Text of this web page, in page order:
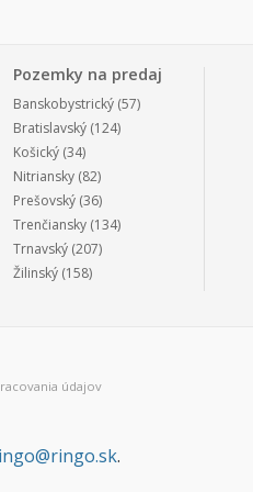
Pozemky na predaj
Banskobystrický(57)
Bratislavský(124)
Košický(34)
Nitriansky(82)
Prešovský(36)
Trenčiansky(134)
Trnavský(207)
Žilinský(158)
údajov
.